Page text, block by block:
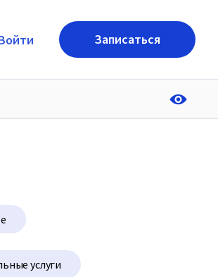
Записаться
услуги